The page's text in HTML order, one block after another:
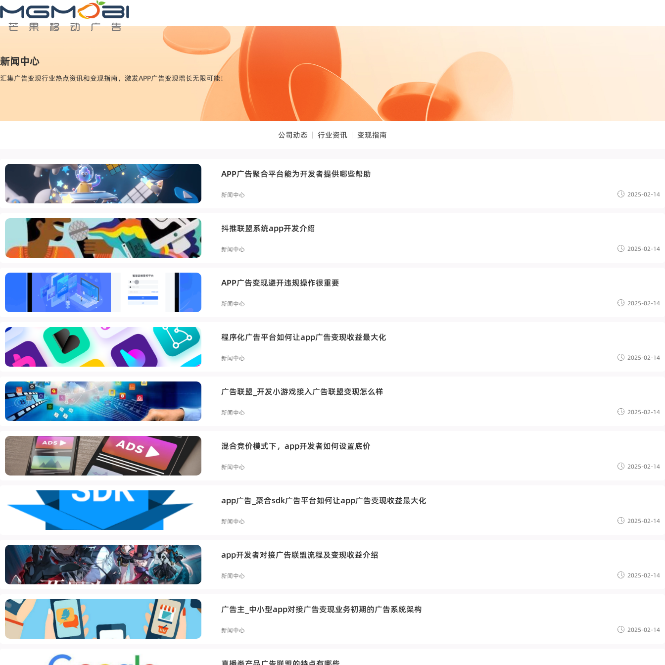
新闻中心
汇集广告变现行业热点资讯和变现指南，激发APP广告变现增长无限可能！
公司动态 行业资讯 变现指南
APP广告聚合平台能为开发者提供哪些帮助
新闻中心 2025-02-14
抖推联盟系统app开发介绍
新闻中心 2025-02-14
APP广告变现避开违规操作很重要
新闻中心 2025-02-14
程序化广告平台如何让app广告变现收益最大化
新闻中心 2025-02-14
广告联盟_开发小游戏接入广告联盟变现怎么样
新闻中心 2025-02-14
混合竞价模式下，app开发者如何设置底价
新闻中心 2025-02-14
app广告_聚合sdk广告平台如何让app广告变现收益最大化
新闻中心 2025-02-14
app开发者对接广告联盟流程及变现收益介绍
新闻中心 2025-02-14
广告主_中小型app对接广告变现业务初期的广告系统架构
新闻中心 2025-02-14